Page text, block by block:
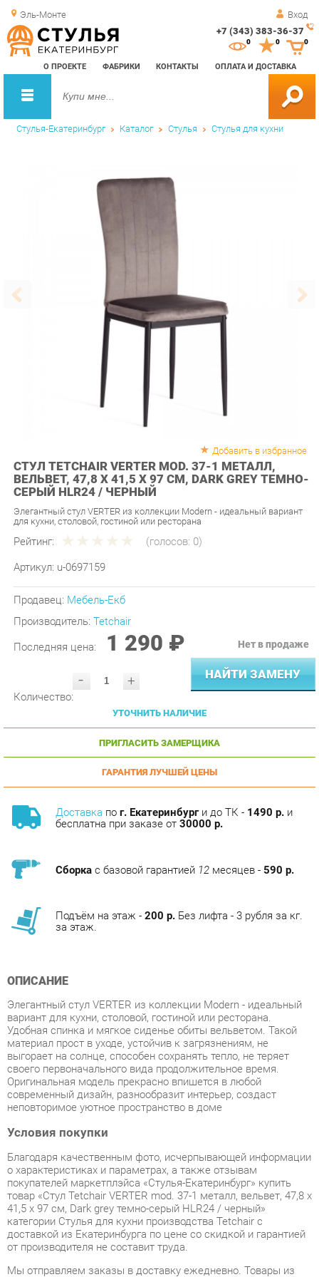
Эль-Монте Вход
+7 (343) 383-36-37
О ПРОЕКТЕ ФАБРИКИ КОНТАКТЫ ОПЛАТА И ДОСТАВКА
0 0
Стулья-Екатеринбург Каталог Стулья Стулья для кухни
СТУЛ TETCHAIR VERTER MOD. 37-1 МЕТАЛЛ,
ВЕЛЬВЕТ, 47,8 Х 41,5 Х 97 СМ, DARK GREY ТЕМНО-
СЕРЫЙ HLR24 / ЧЕРНЫЙ
Элегантный стул VERTER из коллекции Modern - идеальный вариант
Рейтинг: (голосов:0)
Артикул: u-0697159
Продавец:
Производитель:Tetchair
Последняя цена: 1 290 ₽
- + НАЙТИ ЗАМЕНУ
УТОЧНИТЬ НАЛИЧИЕ
ПРИГЛАСИТЬ ЗАМЕРЩИКА
ГАРАНТИЯ ЛУЧШЕЙ ЦЕНЫ
по г. Екатеринбурги до ТК -
бесплатна при заказе от30000 р.
Подъём на этаж - 200 р. Без лифта - 3 рубля за кг.
вариант для кухни, столовой, гостиной или ресторана.
Удобная спинка и мягкое сиденье обиты вельветом. Такой
материал прост в уходе, устойчив к загрязнениям, не
выгорает на солнце, способен сохранять тепло, не теряет
своего первоначального вида продолжительное время.
Оригинальная модель прекрасно впишется в любой
современный дизайн, разнообразит интерьер, создаст
неповторимое уютное пространство в доме
Условия покупки
Благодаря качественным фото, исчерпывающей информации
покупателей маркетплэйса «Стулья-Екатеринбург» купить
41,5 х 97 см, Dark grey темно-серый HLR24 / черный»
категории Стулья для кухни производства Tetchair с
доставкой из Екатеринбурга по цене со скидкой и гарантией
от производителя не составит труда.
Мы отправляем заказы в доставку ежедневно. Товары из
ассортимента в наличии на складе в Екатеринбурге вы
получите не позднее48-ми часовс момента оформления
заказа. Дополнительно вы можете заказать подъём на этаж
и сборку мебельных изделий.